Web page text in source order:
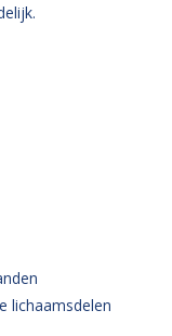
lichaamsdelen